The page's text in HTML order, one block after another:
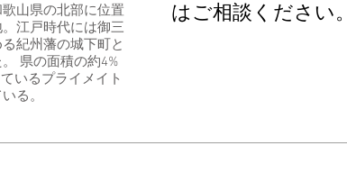
山県の北部に位置
江戸時代には御三
紀州藩の城下町と
県の面積の約4%
いるプライメイト
る。
はご相談ください。